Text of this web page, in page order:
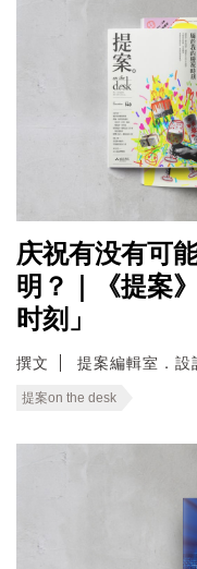
庆祝有没有可
明？｜《提案
时刻」
撰文 提案編輯室．設
提案on the desk